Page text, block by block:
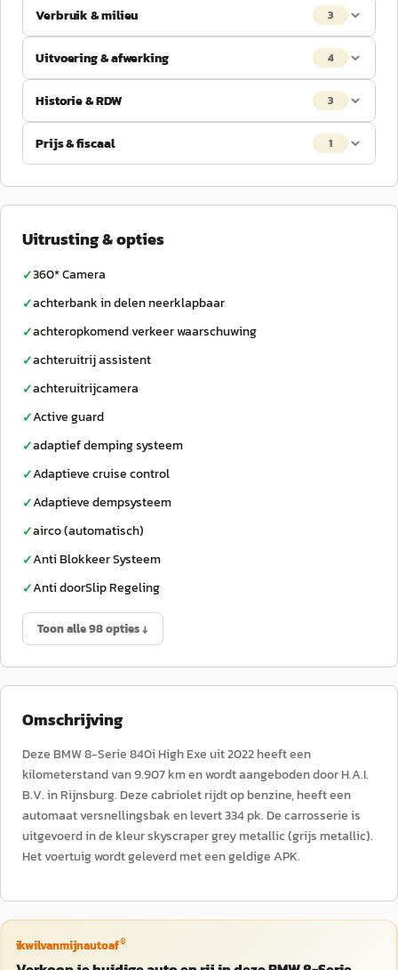
Verbruik & milieu 3
Uitvoering & afwerking 4
Historie & RDW 3
Prijs & fiscaal 1
Uitrusting & opties
✓360* Camera
✓achterbank in delen neerklapbaar
✓achteropkomend verkeer waarschuwing
✓achteruitrij assistent
✓achteruitrijcamera
✓Active guard
✓adaptief demping systeem
✓Adaptieve cruise control
✓Adaptieve dempsysteem
✓airco (automatisch)
✓Anti Blokkeer Systeem
✓Anti doorSlip Regeling
Toon alle 98 opties ↓
Omschrijving
Deze BMW 8-Serie 840i High Exe uit 2022 heeft een
kilometerstand van 9.907 km en wordt aangeboden door H.A.I.
B.V. in Rijnsburg. Deze cabriolet rijdt op benzine, heeft een
automaat versnellingsbak en levert 334 pk. De carrosserie is
uitgevoerd in de kleur skyscraper grey metallic (grijs metallic).
Het voertuig wordt geleverd met een geldige APK.
ikwilvanmijnautoaf®